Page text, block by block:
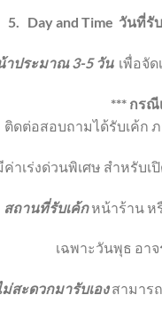
5. Day and Time วันที่รั
าประมาณ 3-5 วัน เพื่อจั
*** กรณี
ติดต่อสอบถามได้รับเค้ก
ค่าเร่งด่วนพิเศษ สำหรับเ
สถานที่รับเค้กหน้าร้าน ห
เฉพาะวันพุธ อา
สะดวกมารับเองสามารถ